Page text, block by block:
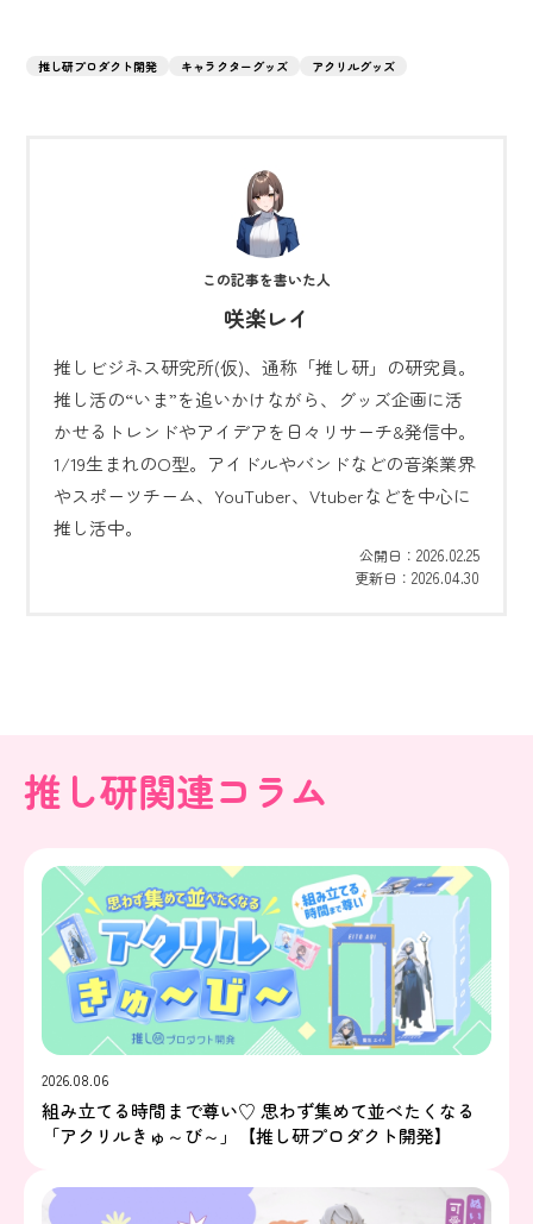
推し研プロダクト開発 キャラクターグッズ アクリルグッズ
咲楽レイ
推しビジネス研究所(仮)、通称「推し研」の研究員。
推し活の“いま”を追いかけながら、グッズ企画に活
かせるトレンドやアイデアを日々リサーチ&発信中。
1/19生まれのO型。アイドルやバンドなどの音楽業界
やスポーツチーム、YouTuber、Vtuberなどを中心に
推し活中。
公開日： 2026.02.25
更新日： 2026.04.30
推し研関連コラム
2026.08.06
組み立てる時間まで尊い♡ 思わず集めて並べたくなる
「アクリルきゅ～び～」【推し研プロダクト開発】